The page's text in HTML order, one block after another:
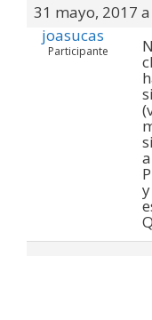
31 mayo, 2017
joasucas
Participante